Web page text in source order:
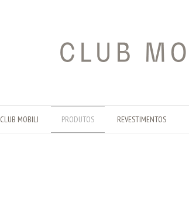
CLUB MOBILI PRODUTOS REVESTIMENTOS